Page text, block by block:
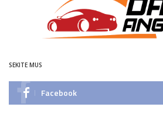
SEKITE MUS
Facebook